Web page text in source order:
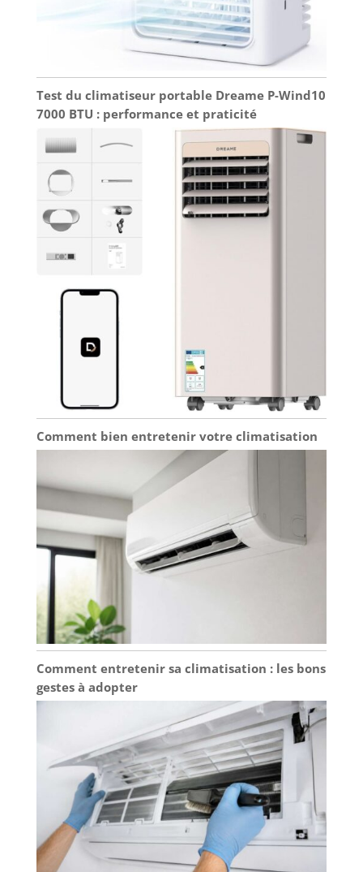
Test du climatiseur portable Dreame P-Wind10
7000 BTU : performance et praticité
Comment bien entretenir votre climatisation
Comment entretenir sa climatisation : les bons
gestes à adopter